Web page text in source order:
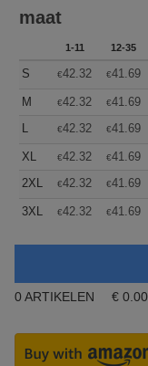
maat
1-11 12-35
S €42.32 €41.69
M €42.32 €41.69
L
€42.32 €41.69
XL €42.32 €41.69
2XL
€42.32 €41.69
3XL €42.32 €41.69
0 ARTIKELEN € 0.00